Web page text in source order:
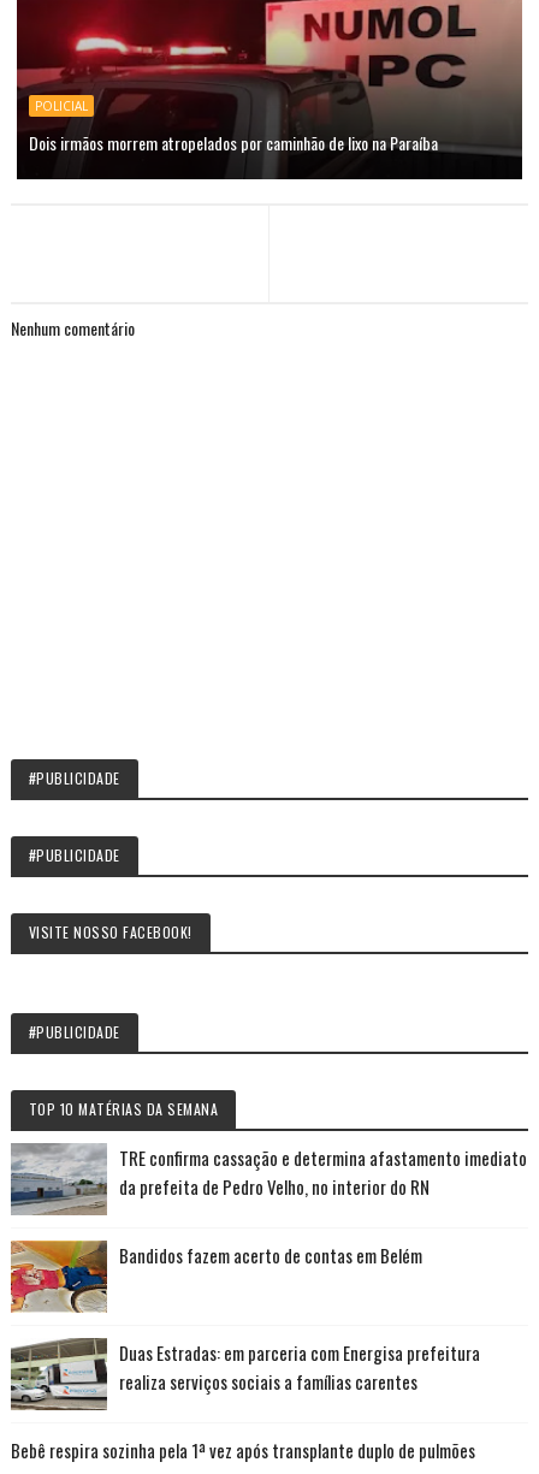
POLICIAL
Dois irmãos morrem atropelados por caminhão de lixo na Paraíba
Nenhum comentário
#PUBLICIDADE
#PUBLICIDADE
VISITE NOSSO FACEBOOK!
#PUBLICIDADE
TOP 10 MATÉRIAS DA SEMANA
TRE confirma cassação e determina afastamento imediato
da prefeita de Pedro Velho, no interior do RN
Bandidos fazem acerto de contas em Belém
Duas Estradas: em parceria com Energisa prefeitura
realiza serviços sociais a famílias carentes
Bebê respira sozinha pela 1ª vez após transplante duplo de pulmões